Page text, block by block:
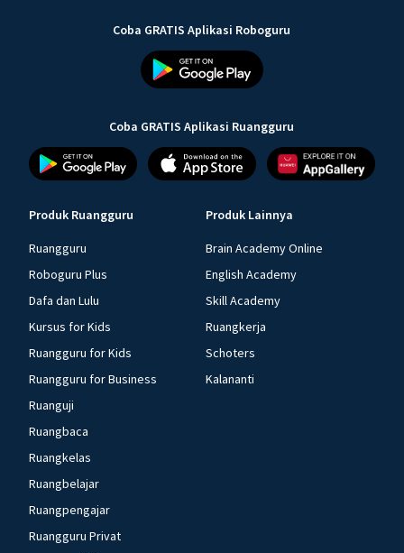
Coba GRATIS Aplikasi Roboguru
Coba GRATIS Aplikasi Ruangguru
Produk Ruangguru
Ruangguru
Roboguru Plus
Dafa dan Lulu
Kursus for Kids
Ruangguru for Kids
Ruangguru for Business
Ruanguji
Ruangbaca
Ruangkelas
Ruangbelajar
Ruangpengajar
Ruangguru Privat
Produk Lainnya
Brain Academy Online
English Academy
Skill Academy
Ruangkerja
Schoters
Kalananti